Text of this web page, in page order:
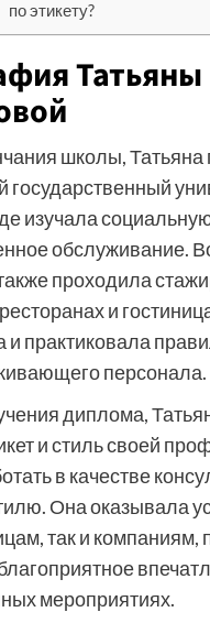
по этикету?
Татьяны
школы, Татьяна
государственный
изучала
обслуживание.
проходила
и
и практиковала
персонала.
диплома,
и стиль своей
в качестве
Она оказывала
так и компаниям,
мероприятиях.